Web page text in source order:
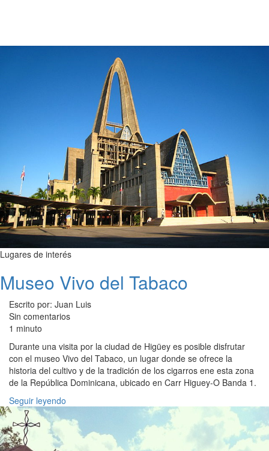
Lugares de interés
Museo Vivo del Tabaco
Escrito por: Juan Luis
Sin comentarios
1 minuto
Durante una visita por la ciudad de Higüey es posible disfrutar
con el museo Vivo del Tabaco, un lugar donde se ofrece la
historia del cultivo y de la tradición de los cigarros ene esta zona
de la República Dominicana, ubicado en Carr Higuey-O Banda 1.
Seguir leyendo